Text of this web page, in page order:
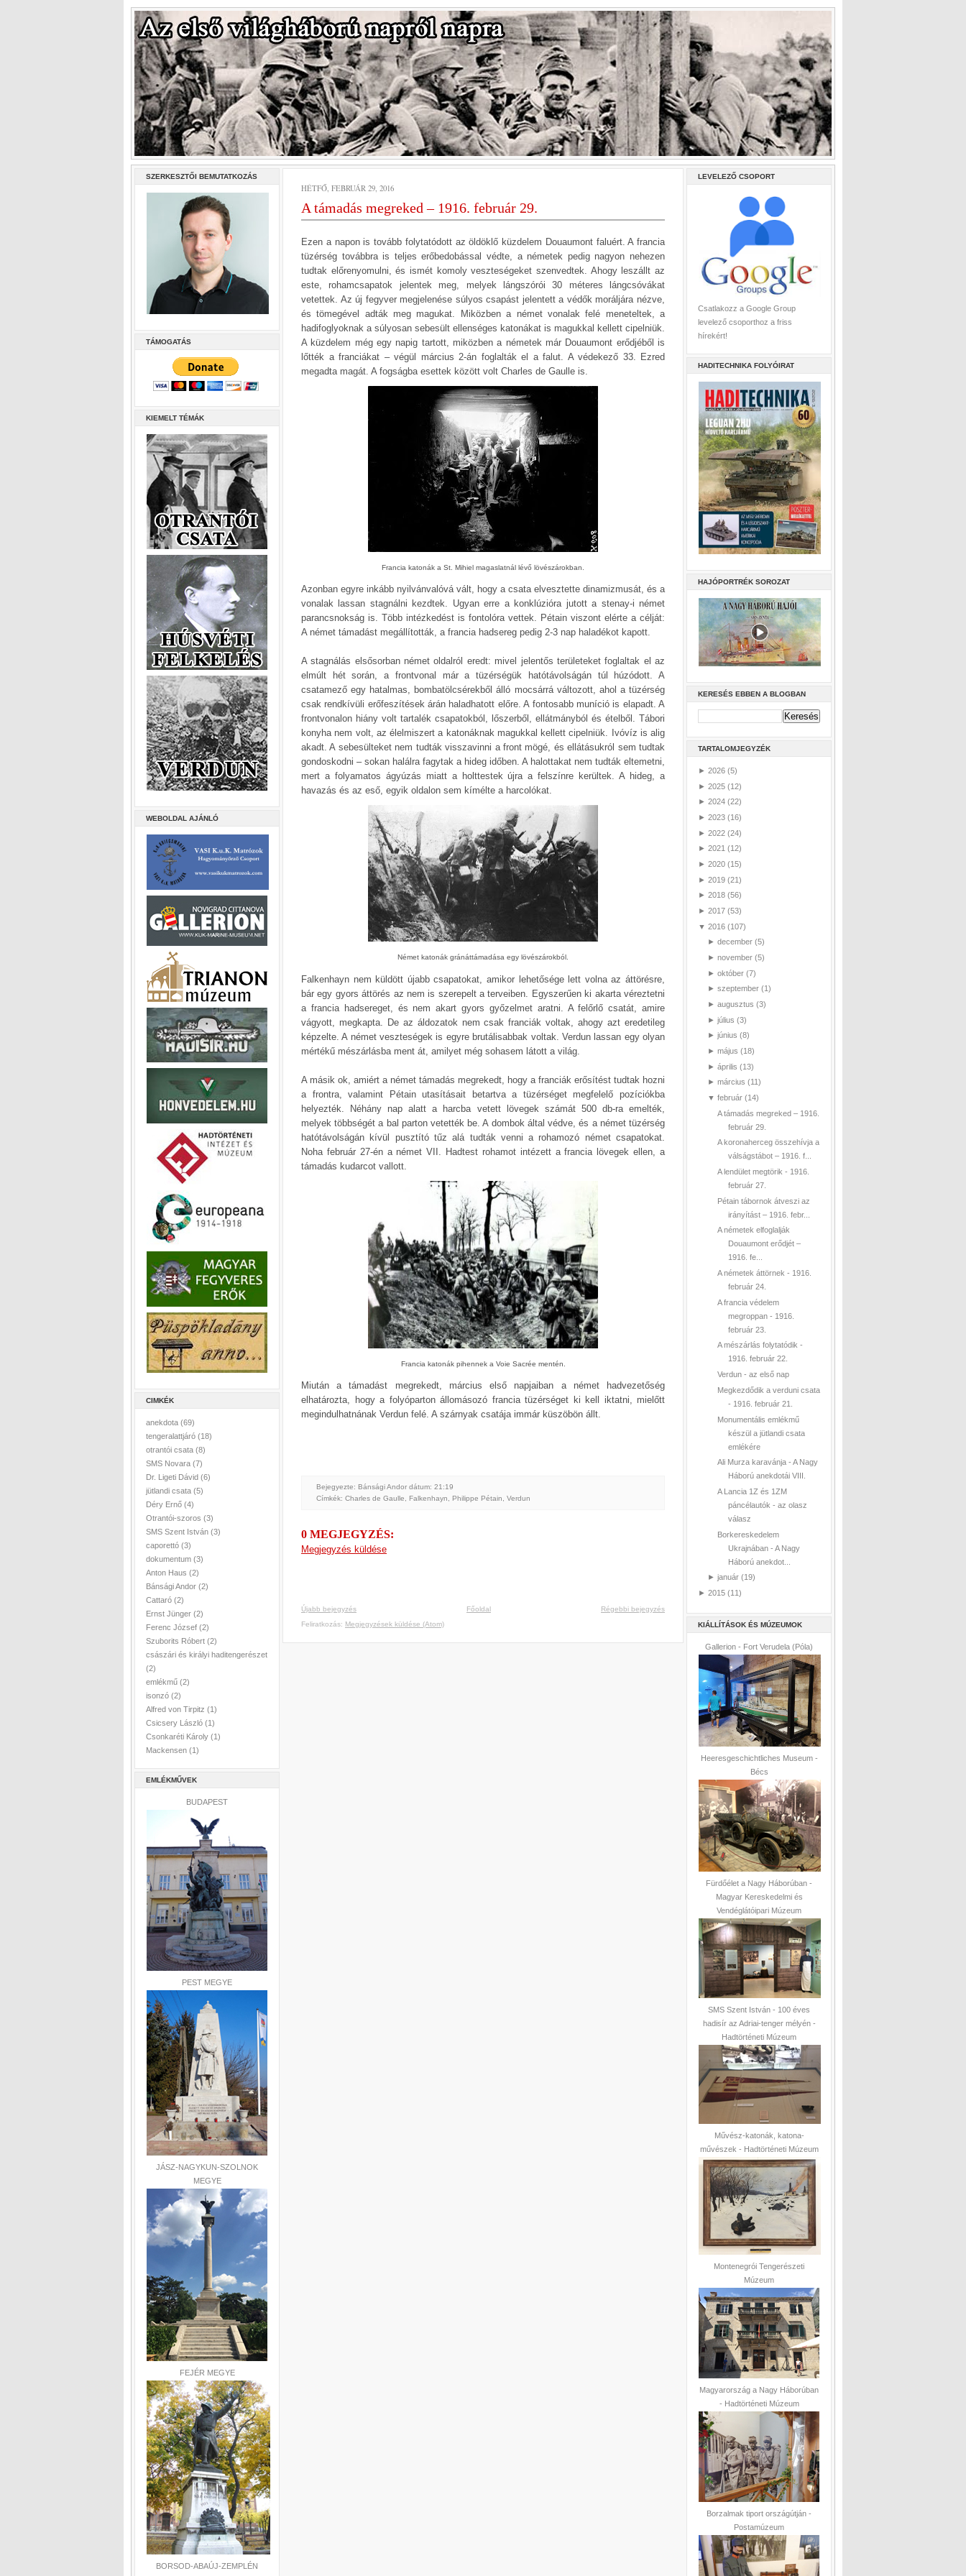
SZERKESZTŐI BEMUTATKOZÁS
TÁMOGATÁS
KIEMELT TÉMÁK
WEBOLDAL AJÁNLÓ
CIMKÉK
anekdota (69)
tengeralattjáró (18)
otrantói csata (8)
SMS Novara (7)
Dr. Ligeti Dávid (6)
jütlandi csata (5)
Déry Ernő (4)
Otrantói-szoros (3)
SMS Szent István (3)
caporettó (3)
dokumentum (3)
Anton Haus (2)
Bánsági Andor (2)
Cattaró (2)
Ernst Jünger (2)
Ferenc József (2)
Szuborits Róbert (2)
császári és királyi haditengerészet
(2)
emlékmű (2)
isonzó (2)
Alfred von Tirpitz (1)
Csicsery László (1)
Csonkaréti Károly (1)
Mackensen (1)
EMLÉKMŰVEK
BUDAPEST
PEST MEGYE
JÁSZ-NAGYKUN-SZOLNOK
MEGYE
FEJÉR MEGYE
BORSOD-ABAÚJ-ZEMPLÉN
HÉTFŐ, FEBRUÁR 29, 2016
A támadás megreked – 1916. február 29.
Ezen a napon is tovább folytatódott az öldöklő küzdelem Douaumont faluért. A francia
tüzérség továbbra is teljes erőbedobással védte, a németek pedig nagyon nehezen
tudtak előrenyomulni, és ismét komoly veszteségeket szenvedtek. Ahogy leszállt az
este, rohamcsapatok jelentek meg, melyek lángszórói 30 méteres lángcsóvákat
vetettek. Az új fegyver megjelenése súlyos csapást jelentett a védők moráljára nézve,
és tömegével adták meg magukat. Miközben a német vonalak felé meneteltek, a
hadifoglyoknak a súlyosan sebesült ellenséges katonákat is magukkal kellett cipelniük.
A küzdelem még egy napig tartott, miközben a németek már Douaumont erődjéből is
lőtték a franciákat – végül március 2-án foglalták el a falut. A védekező 33. Ezred
megadta magát. A fogságba esettek között volt Charles de Gaulle is.
Francia katonák a St. Mihiel magaslatnál lévő lövészárokban.
Azonban egyre inkább nyilvánvalóvá vált, hogy a csata elvesztette dinamizmusát, és a
vonalak lassan stagnálni kezdtek. Ugyan erre a konklúzióra jutott a stenay-i német
parancsnokság is. Több intézkedést is fontolóra vettek. Pétain viszont elérte a célját:
A német támadást megállították, a francia hadsereg pedig 2-3 nap haladékot kapott.
A stagnálás elsősorban német oldalról eredt: mivel jelentős területeket foglaltak el az
elmúlt hét során, a frontvonal már a tüzérségük hatótávolságán túl húzódott. A
csatamező egy hatalmas, bombatölcsérekből álló mocsárrá változott, ahol a tüzérség
csak rendkívüli erőfeszítések árán haladhatott előre. A fontosabb muníció is elapadt. A
frontvonalon hiány volt tartalék csapatokból, lőszerből, ellátmányból és ételből. Tábori
konyha nem volt, az élelmiszert a katonáknak magukkal kellett cipelniük. Ivóvíz is alig
akadt. A sebesülteket nem tudták visszavinni a front mögé, és ellátásukról sem tudtak
gondoskodni – sokan halálra fagytak a hideg időben. A halottakat nem tudták eltemetni,
mert a folyamatos ágyúzás miatt a holttestek újra a felszínre kerültek. A hideg, a
havazás és az eső, egyik oldalon sem kímélte a harcolókat.
Német katonák gránáttámadása egy lövészárokból.
Falkenhayn nem küldött újabb csapatokat, amikor lehetősége lett volna az áttörésre,
bár egy gyors áttörés az nem is szerepelt a terveiben. Egyszerűen ki akarta véreztetni
a francia hadsereget, és nem akart gyors győzelmet aratni. A felőrlő csatát, amire
vágyott, megkapta. De az áldozatok nem csak franciák voltak, ahogy azt eredetileg
képzelte. A német veszteségek is egyre brutálisabbak voltak. Verdun lassan egy olyan
mértékű mészárlásba ment át, amilyet még sohasem látott a világ.
A másik ok, amiért a német támadás megrekedt, hogy a franciák erősítést tudtak hozni
a frontra, valamint Pétain utasításait betartva a tüzérséget megfelelő pozíciókba
helyezték. Néhány nap alatt a harcba vetett lövegek számát 500 db-ra emelték,
melyek többségét a bal parton vetették be. A dombok által védve, és a német tüzérség
hatótávolságán kívül pusztító tűz alá tudták venni a rohamozó német csapatokat.
Noha február 27-én a német VII. Hadtest rohamot intézett a francia lövegek ellen, a
támadás kudarcot vallott.
Francia katonák pihennek a Voie Sacrée mentén.
Miután a támadást megrekedt, március első napjaiban a német hadvezetőség
elhatározta, hogy a folyóparton állomásozó francia tüzérséget ki kell iktatni, mielőtt
megindulhatnának Verdun felé. A szárnyak csatája immár küszöbön állt.
Bejegyezte: Bánsági Andor dátum: 21:19
Címkék: Charles de Gaulle Falkenhayn Philippe Pétain Verdun
0 MEGJEGYZÉS:
Megjegyzés küldése
Újabb bejegyzés Régebbi bejegyzés
Főoldal
Feliratkozás: Megjegyzések küldése (Atom)
LEVELEZŐ CSOPORT
Csatlakozz a Google Group
levelező csoporthoz a friss
hírekért!
HADITECHNIKA FOLYÓIRAT
HAJÓPORTRÉK SOROZAT
KERESÉS EBBEN A BLOGBAN
TARTALOMJEGYZÉK
► 2026 (5)
► 2025 (12)
► 2024 (22)
► 2023 (16)
► 2022 (24)
► 2021 (12)
► 2020 (15)
► 2019 (21)
► 2018 (56)
► 2017 (53)
▼ 2016 (107)
► december (5)
► november (5)
► október (7)
► szeptember (1)
► augusztus (3)
► július (3)
► június (8)
► május (18)
► április (13)
► március (11)
▼ február (14)
A támadás megreked – 1916.
február 29.
A koronaherceg összehívja a
válságstábot – 1916. f...
A lendület megtörik - 1916.
február 27.
Pétain tábornok átveszi az
irányítást – 1916. febr...
A németek elfoglalják
Douaumont erődjét –
1916. fe...
A németek áttörnek - 1916.
február 24.
A francia védelem
megroppan - 1916.
február 23.
A mészárlás folytatódik -
1916. február 22.
Verdun - az első nap
Megkezdődik a verduni csata
- 1916. február 21.
Monumentális emlékmű
készül a jütlandi csata
emlékére
Ali Murza karavánja - A Nagy
Háború anekdotái VIII.
A Lancia 1Z és 1ZM
páncélautók - az olasz
válasz
Borkereskedelem
Ukrajnában - A Nagy
Háború anekdot...
► január (19)
► 2015 (11)
KIÁLLÍTÁSOK ÉS MÚZEUMOK
Gallerion - Fort Verudela (Póla)
Heeresgeschichtliches Museum -
Bécs
Fürdőélet a Nagy Háborúban -
Magyar Kereskedelmi és
Vendéglátóipari Múzeum
SMS Szent István - 100 éves
hadisír az Adriai-tenger mélyén -
Hadtörténeti Múzeum
Művész-katonák, katona-
művészek - Hadtörténeti Múzeum
Montenegrói Tengerészeti
Múzeum
Magyarország a Nagy Háborúban
- Hadtörténeti Múzeum
Borzalmak tiport országútján -
Postamúzeum